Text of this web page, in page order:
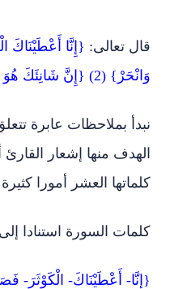
قال تعالى:
وَانْحَرْ} (2) {إِنَّ شَانِئَكَ هُوَ الْأَبْتَرُ} (3).
نبدأ بملاحظات عابرة
الهدف منها إشعار
كلماتها العشر أمورا
كلمات السورة استنادا
{إِنَّا- أَعْطَيْنَاكَ- الْكَوْثَرَ-